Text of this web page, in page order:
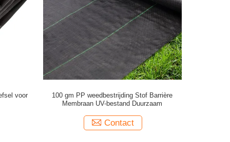
voor
100 gm PP weedbestrijding Stof Barrière
Membraan UV-bestand Duurzaam
Contact